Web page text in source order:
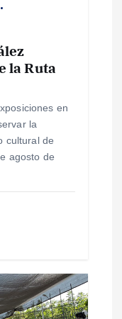
la Ruta
en
la
cultural de
agosto de